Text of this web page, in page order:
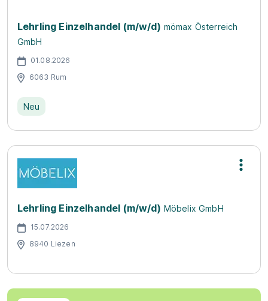
Lehrling Einzelhandel (m/w/d) mömax Österreich
GmbH
01.08.2026
6063 Rum
Neu
Lehrling Einzelhandel (m/w/d) Möbelix GmbH
15.07.2026
8940 Liezen